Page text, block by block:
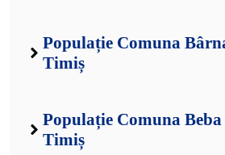
Populație Comuna
Timiș
Populație Comuna Beba
Timiș